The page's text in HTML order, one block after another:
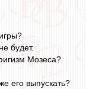
будет.
Мозеса?
его выпускать?